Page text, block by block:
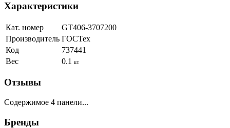
Характеристики
Кат. номер
GT406-3707200
Производитель ГОСТех
Код
737441
Вес
0.1 кг.
Отзывы
Содержимое 4 панели...
Бренды